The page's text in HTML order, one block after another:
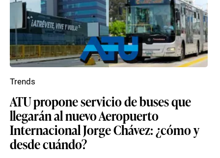
ATU propone servicio de buses que
llegarán al nuevo Aeropuerto
Internacional Jorge Chávez: ¿cómo y
desde cuándo?
Trends